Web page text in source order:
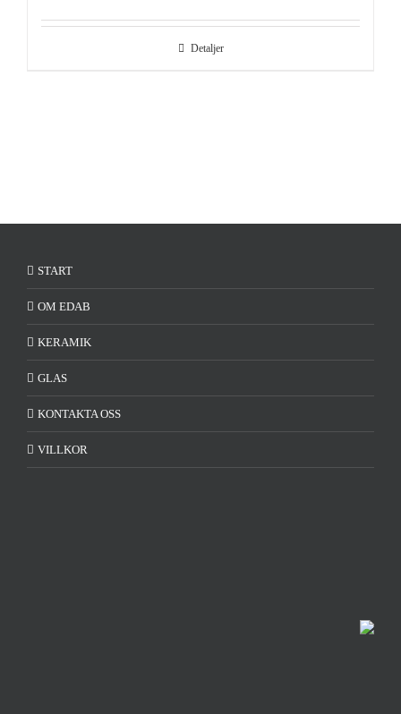
Detaljer
START
OM EDAB
KERAMIK
GLAS
KONTAKTA OSS
VILLKOR